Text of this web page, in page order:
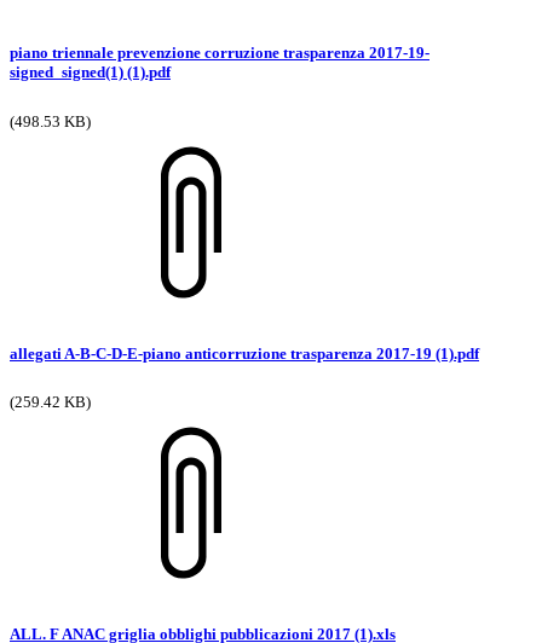
piano triennale prevenzione corruzione trasparenza 2017-19-
signed_signed(1) (1).pdf
(498.53 KB)
allegati A-B-C-D-E-piano anticorruzione trasparenza 2017-19 (1).pdf
(259.42 KB)
ALL. F ANAC griglia obblighi pubblicazioni 2017 (1).xls